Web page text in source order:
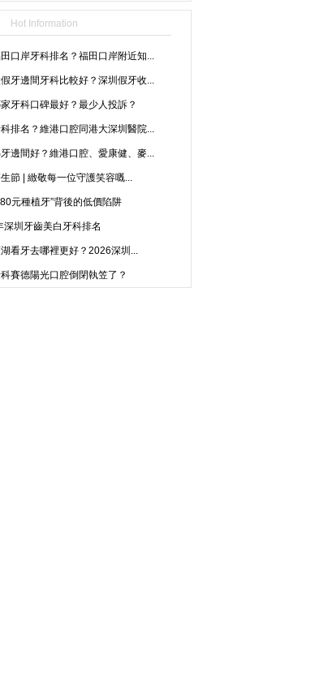
Hot Information
口岸牙科排名？福田口岸附近知...
牙邊間牙科比較好？深圳假牙收...
牙科口碑最好？最少人投訴？
排名？維港口腔同港大深圳醫院...
邊間好？維港口腔、愛康健、麥...
節 | 緻敬每一位守護笑容嘅...
元種植牙”背後的低價陷阱
深圳牙齒美白牙科排名
看牙去哪裡更好？2026深圳...
賽德陽光口腔倒閉執笠了？